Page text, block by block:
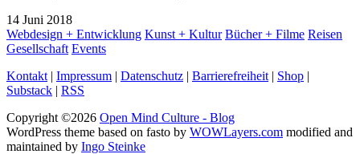
14 Juni 2018
Webdesign + Entwicklung Kunst + Kultur Bücher + Filme Reisen
Gesellschaft Events
Kontakt | Impressum | Datenschutz | Barrierefreiheit | Shop |
Substack | RSS
Copyright ©2026 Open Mind Culture - Blog
WordPress theme based on fasto by WOWLayers.com modified and
maintained by Ingo Steinke